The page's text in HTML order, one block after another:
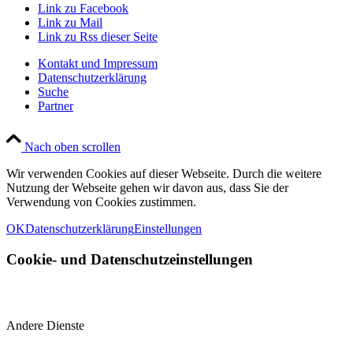
Link zu Facebook
Link zu Mail
Link zu Rss dieser Seite
Kontakt und Impressum
Datenschutzerklärung
Suche
Partner
Nach oben scrollen
Wir verwenden Cookies auf dieser Webseite. Durch die weitere
Nutzung der Webseite gehen wir davon aus, dass Sie der
Verwendung von Cookies zustimmen.
OKDatenschutzerklärungEinstellungen
Cookie- und Datenschutzeinstellungen
Andere Dienste